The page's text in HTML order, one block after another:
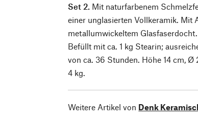
Set 2. Mit naturfarbenem
einer unglasierten Vollkeramik. Mit
metallumwickeltem
Befüllt mit ca. 1 kg Stearin;
von ca. 36 Stunden. Höhe 14 cm,
4 kg.
Weitere Artikel von Denk